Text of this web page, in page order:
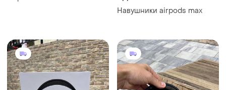
Навушники airpods max